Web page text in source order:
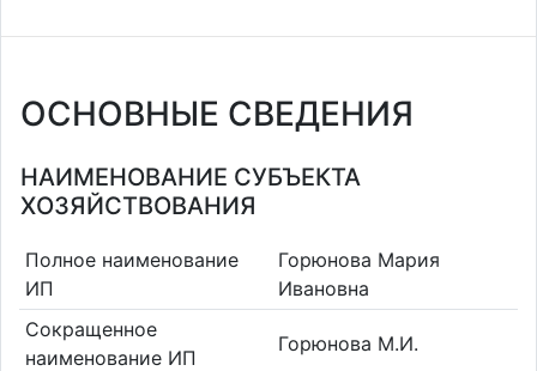
ОСНОВНЫЕ СВЕДЕНИЯ
НАИМЕНОВАНИЕ СУБЪЕКТА
ХОЗЯЙСТВОВАНИЯ
Полное наименование
ИП
Горюнова Мария
Ивановна
Сокращенное
наименование ИП
Горюнова М.И.